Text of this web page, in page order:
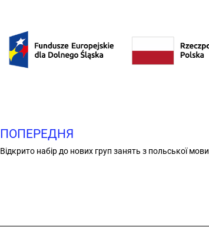
ПОПЕРЕДНЯ
Відкрито набір до нових груп занять з польської